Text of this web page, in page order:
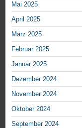
Mai 2025
April 2025
März 2025
Februar 2025
Januar 2025
Dezember 2024
November 2024
Oktober 2024
September 2024